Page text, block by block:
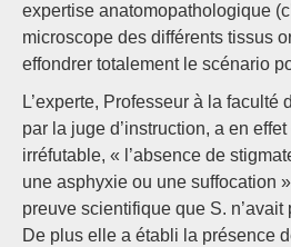
expertise anatomopathologique
microscope des différents tissus
effondrer totalement le scénario
L’experte, Professeur à la faculté
par la juge d’instruction, a en
irréfutable, « l’absence de
une asphyxie ou une suffocation
preuve scientifique que S. n’avait
De plus elle a établi la présence